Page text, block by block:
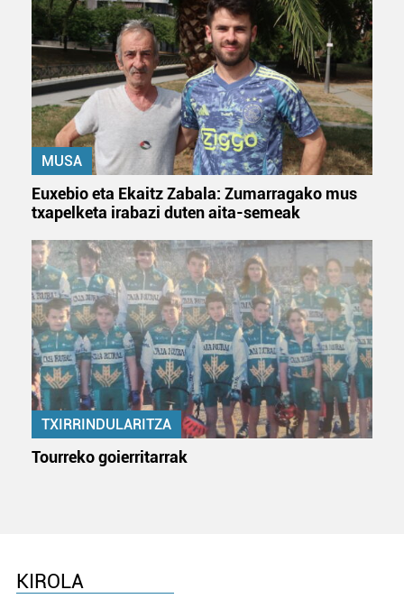
MUSA
Euxebio eta Ekaitz Zabala: Zumarragako mus
txapelketa irabazi duten aita-semeak
TXIRRINDULARITZA
Tourreko goierritarrak
KIROLA